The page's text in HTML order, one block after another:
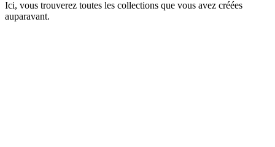
Ici, vous trouverez toutes les collections que vous avez créées
auparavant.